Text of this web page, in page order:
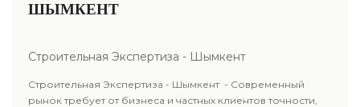
ШЫМКЕНТ
Строительная Экспертиза - Шымкент
Строительная Экспертиза - Шымкент - Современный
рынок требует от бизнеса и частных клиентов точности,